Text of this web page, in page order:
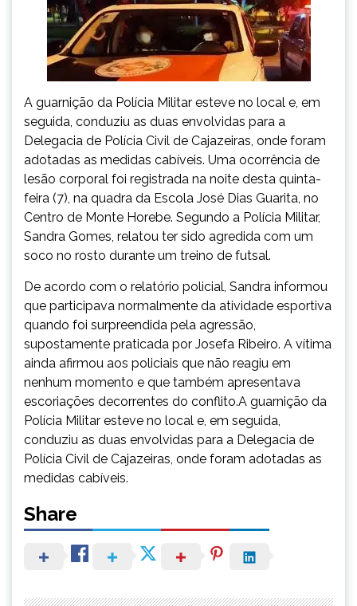
A guarnição da Polícia Militar esteve no local e, em
seguida, conduziu as duas envolvidas para a
Delegacia de Polícia Civil de Cajazeiras, onde foram
adotadas as medidas cabíveis. Uma ocorrência de
lesão corporal foi registrada na noite desta quinta-
feira (7), na quadra da Escola José Dias Guarita, no
Centro de Monte Horebe. Segundo a Polícia Militar,
Sandra Gomes, relatou ter sido agredida com um
soco no rosto durante um treino de futsal.
De acordo com o relatório policial, Sandra informou
que participava normalmente da atividade esportiva
quando foi surpreendida pela agressão,
supostamente praticada por Josefa Ribeiro. A vítima
ainda afirmou aos policiais que não reagiu em
nenhum momento e que também apresentava
escoriações decorrentes do conflito.A guarnição da
Polícia Militar esteve no local e, em seguida,
conduziu as duas envolvidas para a Delegacia de
Polícia Civil de Cajazeiras, onde foram adotadas as
medidas cabíveis.
Share